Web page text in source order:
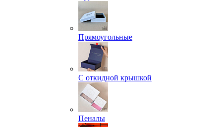
Прямоугольные
С откидной крышкой
Пеналы